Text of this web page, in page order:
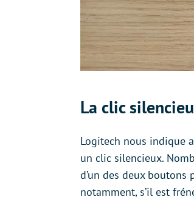
La clic
Logitech nous indique
un clic silencieux.
d’un des deux boutons
notamment, s’il est